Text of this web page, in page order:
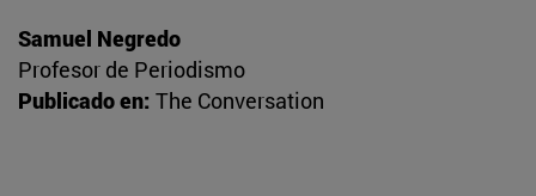
Samuel Negredo
Profesor de Periodismo
Publicado en: The Conversation